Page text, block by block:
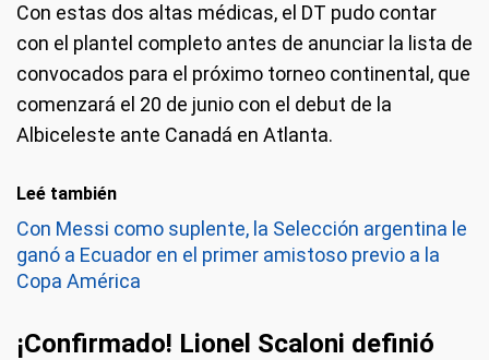
Con estas dos altas médicas, el DT pudo contar
con el plantel completo antes de anunciar la lista de
convocados para el próximo torneo continental, que
comenzará el 20 de junio con el debut de la
Albiceleste ante Canadá en Atlanta.
Leé también
Con Messi como suplente, la Selección argentina le
ganó a Ecuador en el primer amistoso previo a la
Copa América
¡Confirmado! Lionel Scaloni definió